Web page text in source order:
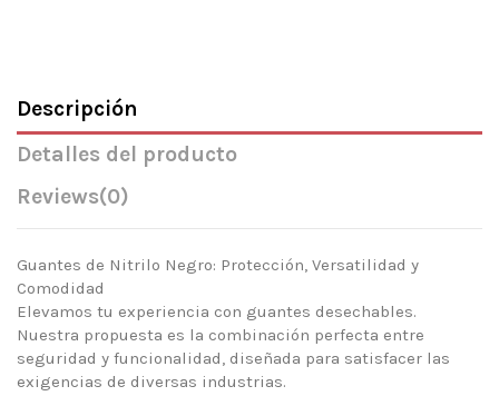
Descripción
Detalles del producto
Reviews(0)
Guantes de Nitrilo Negro: Protección, Versatilidad y
Comodidad
Elevamos tu experiencia con guantes desechables.
Nuestra propuesta es la combinación perfecta entre
seguridad y funcionalidad, diseñada para satisfacer las
exigencias de diversas industrias.